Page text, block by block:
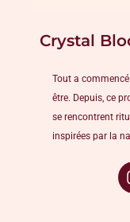
Crystal
Tout a
être. Depuis, ce
se rencontrent
inspirées par la